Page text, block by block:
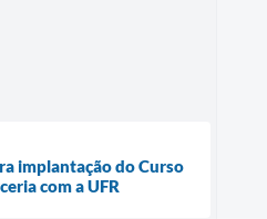
implantação do Curso
com a UFR